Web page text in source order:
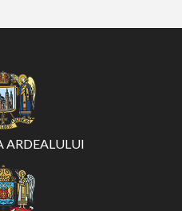
ARDEALULUI